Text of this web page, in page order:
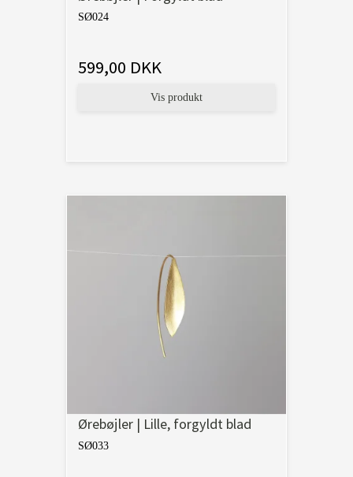
SØ024
599,00 DKK
Vis produkt
Ørebøjler | Lille, forgyldt blad
SØ033